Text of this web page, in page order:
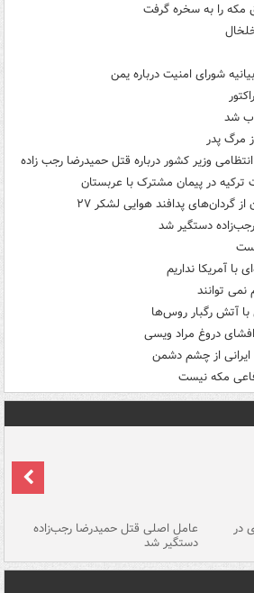
مکه را به سخره گرفت
شورای امنیت درباره یمن
شد
مرگ پدر
وزیر کشور درباره قتل حمیدرضا رجب زاده
ترکیه در پیمان مشترک با عربستان
گردان‌های پدافند هوایی لشکر ۲۷
دستگیر شد
با آمریکا نداریم
نمی توانند
با آتش رگبار روس‌ها
افشای دروغ مراد ویسی
از چشم دشمن
مکه نیست
در عامل اصلی قتل حمیدرضا رجب‌زاده
دستگیر شد